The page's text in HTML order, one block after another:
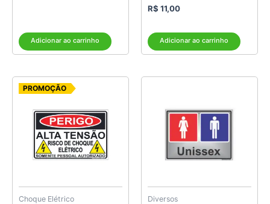
Adicionar ao carrinho
R$ 11,00
Adicionar ao carrinho
PROMOÇÃO
Choque Elétrico
O
preço
era:
R$ 6,25.
é:
R$ 5,00.
Diversos